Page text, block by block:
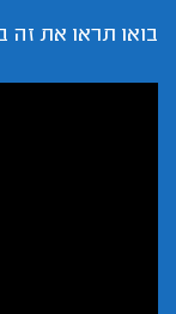
בואו תראו את זה